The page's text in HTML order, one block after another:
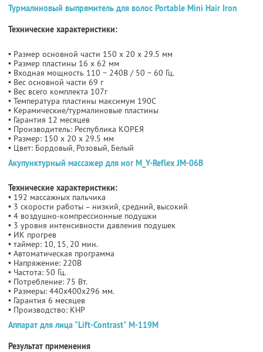
Турмалиновый выпрямитель для волос Portable Mini Hair Iron
Технические характеристики:
• Размер основной части 150 x 20 x 29.5 мм
• Размер пластины 16 x 62 мм
• Входная мощность 110 ~ 240В / 50 ~ 60 Гц.
• Вес основной части 69 г
• Вес всего комплекта 107г
• Температура пластины максимум 190С
• Керамические/турмалиновые пластины
• Гарантия 12 месяцев
• Производитель: Республика КОРЕЯ
• Размер: 150 x 20 x 29.5 мм
• Цвет: Бордовый, Розовый, Белый
Акупунктурный массажер для ног М_Y-Reflex JM-06B
Технические характеристики:
• 192 массажных пальчика
• 3 скорости работы – низкий, средний, высокий
• 4 воздушно-компрессионные подушки
• 3 уровня интенсивности давления подушек
• ИК прогрев
• таймер: 10, 15, 20 мин.
• Автоматическая программа
• Напряжение: 220В
• Частота: 50 Гц.
• Потребление: 75 Вт.
• Размеры: 440х400х296 мм.
• Гарантия 6 месяцев
• Производство: КНР
Аппарат для лица "Lift-Contrast" M-119M
Результат применения